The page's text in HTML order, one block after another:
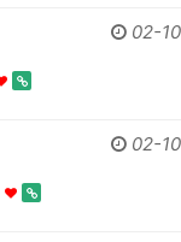
02-10
02-10